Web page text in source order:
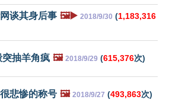
谈其身后事 🖼️▶️ 2018/9/30 (1,183,316
抽羊角疯 🖼️ 2018/9/29 (615,376次)
悲惨的称号 🖼️ 2018/9/27 (493,863次)